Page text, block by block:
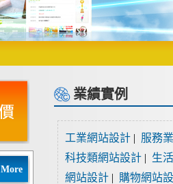
More
業績實例
工業網站設計 | 服務
科技類網站設計 | 生
網站設計 | 購物網站